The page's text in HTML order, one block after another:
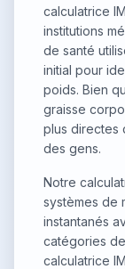
calculatrice
institutions
de santé
initial pour
poids. Bien
graisse
plus directes
des gens.
Notre
systèmes de
instantanés
catégories
calculatrice